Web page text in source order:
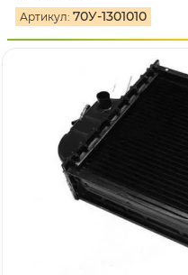
Артикул: 70У-1301010